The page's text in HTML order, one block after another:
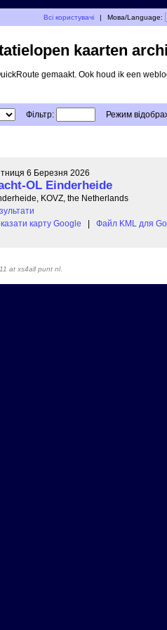
Всі користувачі | Мова/Language:
kaarten
gemaakt. Ook houd ik een
Фільтр: Режим
6 Березня 2026
OL Einderheide
KOVZ, the Netherlands
карту Google
| Файл KML для
at xs4all punt nl.